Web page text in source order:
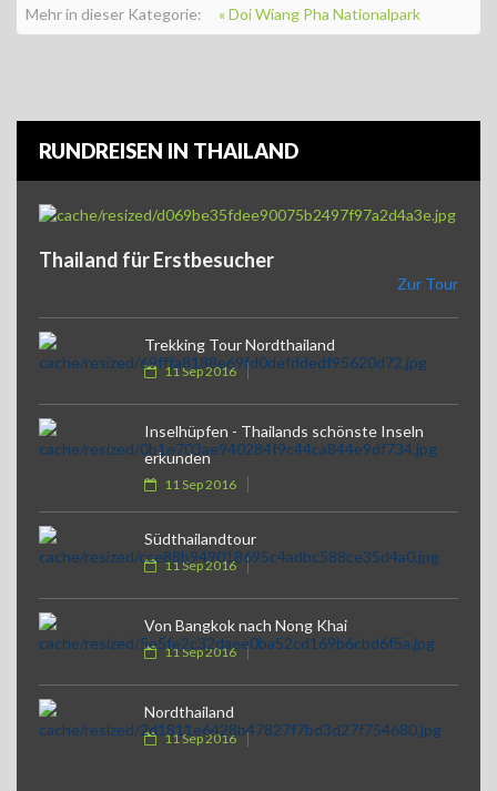
Mehr in dieser Kategorie: « Doi Wiang Pha Nationalpark
RUNDREISEN IN THAILAND
Thailand für Erstbesucher
Zur Tour
Trekking Tour Nordthailand
11 Sep 2016
Inselhüpfen - Thailands schönste Inseln
erkunden
11 Sep 2016
Südthailandtour
11 Sep 2016
Von Bangkok nach Nong Khai
11 Sep 2016
Nordthailand
11 Sep 2016